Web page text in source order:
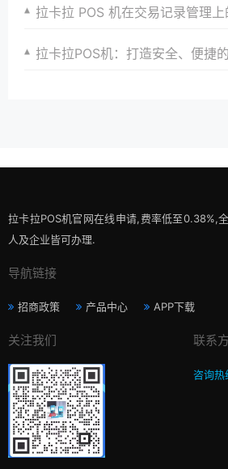
拉卡拉 POS 机在交易记录管理
拉卡拉POS机：打造安全、便捷
拉卡拉POS机官网在线申请,费率低至0.38%,
人及企业皆可办理.
导航链接
招商政策 产品中心 APP下载
关注我们 联系
咨询